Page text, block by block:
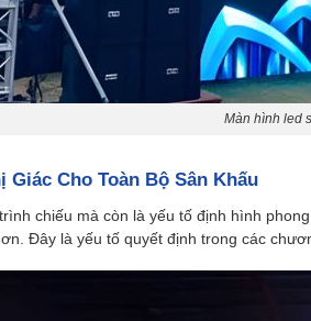
Màn hình led
Giác Cho Toàn Bộ Sân Khấu
chiếu mà còn là yếu tố định hình
Đây là yếu tố quyết định trong các